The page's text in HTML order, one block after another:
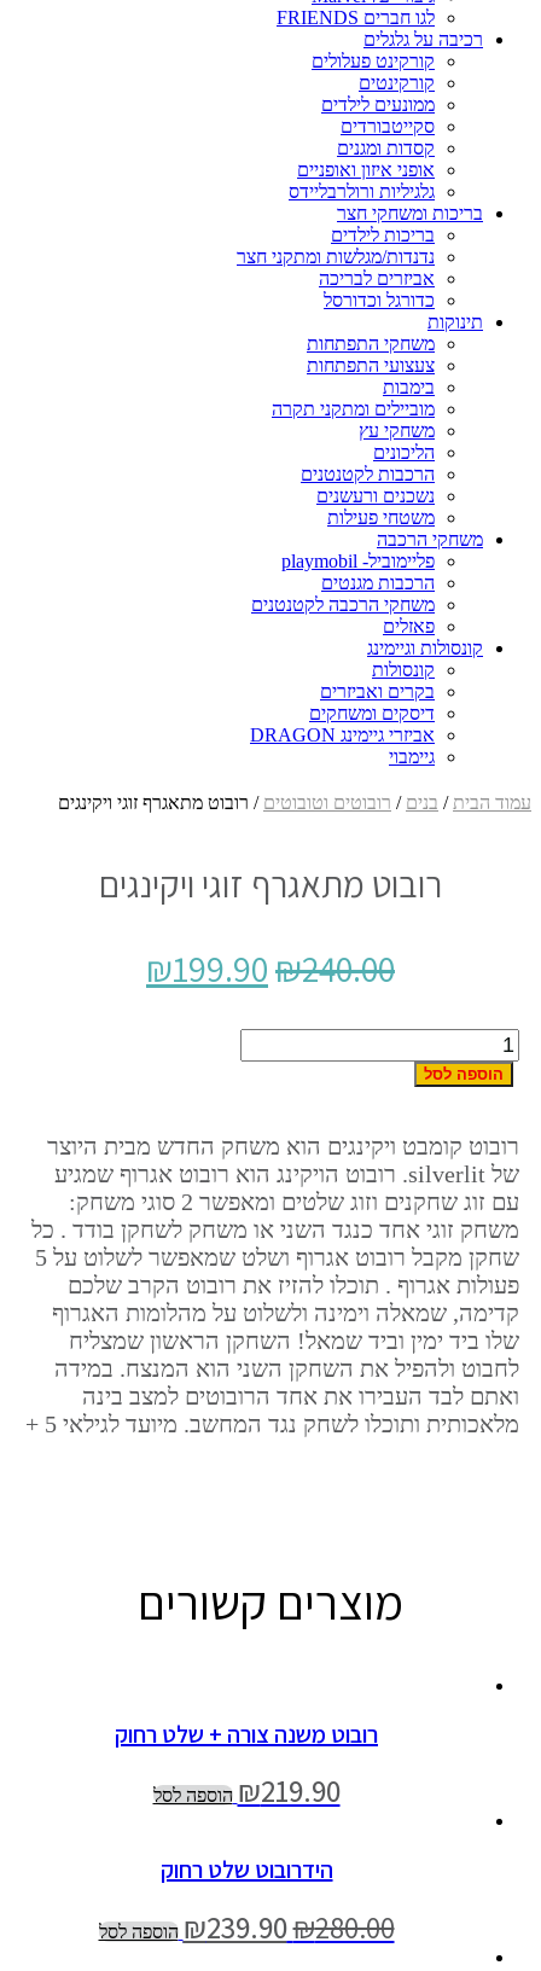
לגו חברים FRIENDS
רכיבה על גלגלים
קורקינט פעלולים
קורקינטים
ממונעים לילדים
סקייטבורדים
קסדות ומגנים
אופני איזון ואופניים
גלגיליות ורולרבליידס
בריכות ומשחקי חצר
בריכות לילדים
נדנדות/מגלשות ומתקני חצר
אביזרים לבריכה
כדורגל וכדורסל
תינוקות
משחקי התפתחות
צעצועי התפתחות
בימבות
מוביילים ומתקני תקרה
משחקי עץ
הליכונים
הרכבות לקטנטנים
נשכנים ורעשנים
משטחי פעילות
משחקי הרכבה
פליימוביל- playmobil
הרכבות מגנטים
משחקי הרכבה לקטנטנים
פאזלים
קונסולות וגיימינג
קונסולות
בקרים ואביזרים
דיסקים ומשחקים
אביזרי גיימינג DRAGON
גיימבוי
עמוד הבית / בנים / רובוטים וטובוטים / רובוט מתאגרף זוגי ויקינגים
רובוט מתאגרף זוגי ויקינגים
₪240.00
₪199.90
כמות
של
רובוט
ויקינגים
הוספה לסל
רובוט קומבט ויקינגים הוא משחק החדש מבית היוצר
של silverlit. רובוט הויקינג הוא רובוט אגרוף שמגיע
עם זוג שחקנים וזוג שלטים ומאפשר 2 סוגי משחק:
משחק זוגי אחד כנגד השני או משחק לשחקן בודד . כל
שחקן מקבל רובוט אגרוף ושלט שמאפשר לשלוט על 5
פעולות אגרוף . תוכלו להזיז את רובוט הקרב שלכם
קדימה, שמאלה וימינה ולשלוט על מהלומות האגרוף
שלו ביד ימין וביד שמאל! השחקן הראשון שמצליח
לחבוט ולהפיל את השחקן השני הוא המנצח. במידה
ואתם לבד העבירו את אחד הרובוטים למצב בינה
מלאכותית ותוכלו לשחק נגד המחשב. מיועד לגילאי 5 +
מוצרים קשורים
רובוט משנה צורה + שלט רחוק
₪219.90 הוספה לסל
הידרובוט שלט רחוק
₪280.00
₪239.90 הוספה לסל